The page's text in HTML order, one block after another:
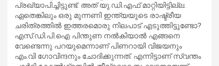
പ്രഖ്യാപിച്ചിട്ടുണ്ട്. അത് യു.ഡി.എഫ് മാറ്റിയിട്ടില്ല.
ഏതെങ്കിലും ഒരു മുന്നണി ഇന്ത്യയുടെ രാഷ്ട്രീയ
ചരിത്രത്തില്‍ ഇത്തരമൊരു നിലപാട് എടുത്തിട്ടുണ്ടോ?
എസ്.ഡി.പി.ഐ പിന്തുണ നല്‍കിയാല്‍ എങ്ങനെ
വേണ്ടെന്നു പറയുമെന്നാണ് പിണറായി വിജയനും
എം.വി ഗോവിന്ദനും ചോദിക്കുന്നത്. എന്നിട്ടാണ് സ്വന്തം